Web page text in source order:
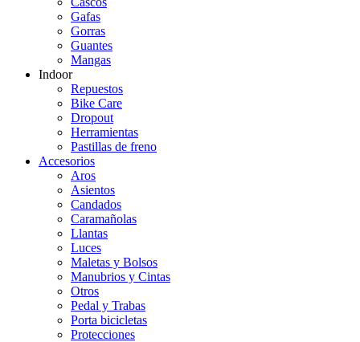
Gafas
Gorras
Guantes
Mangas
Indoor
Repuestos
Bike Care
Dropout
Herramientas
Pastillas de freno
Accesorios
Aros
Asientos
Candados
Caramañolas
Llantas
Luces
Maletas y Bolsos
Manubrios y Cintas
Otros
Pedal y Trabas
Porta bicicletas
Protecciones